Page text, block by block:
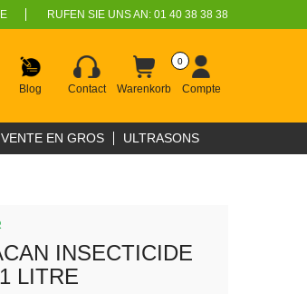
RUFEN SIE UNS AN: 01 40 38 38 38
Blog Contact Warenkorb
0
Compte
VENTE EN GROS ULTRASONS
INSECTICIDE
LITRE